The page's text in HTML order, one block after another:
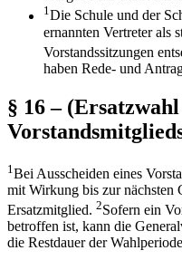
1Die Schule und der
ernannten Vertreter als
Vorstandssitzungen
haben Rede- und
§ 16 –
1 Bei Ausscheiden eines
mit Wirkung bis zur nächsten
Ersatzmitglied. 2Sofern ein
betroffen ist, kann die
die Restdauer der